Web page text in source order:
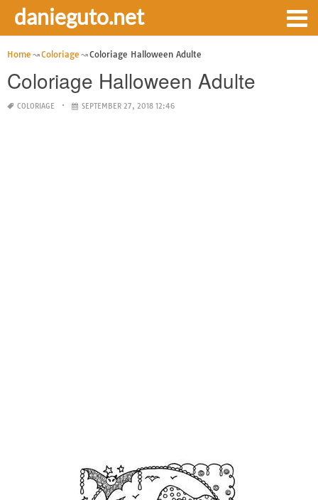
danieguto.net
Home Coloriage Coloriage Halloween Adulte
Coloriage Halloween Adulte
COLORIAGE SEPTEMBER 27, 2018 12:46